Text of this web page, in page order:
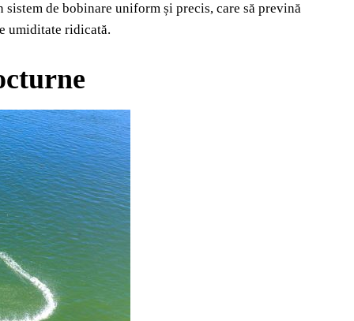
de bobinare uniform și precis, care să prevină
umiditate ridicată.